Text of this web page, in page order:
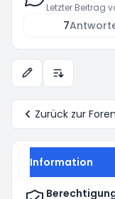
Letzter Beitrag
7
Anzeige-
Zurück zur
Information